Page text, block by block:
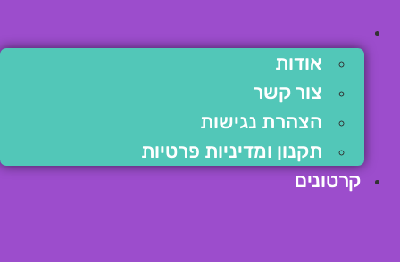
אודות
צור קשר
הצהרת נגישות
תקנון ומדיניות פרטיות
קרטונים